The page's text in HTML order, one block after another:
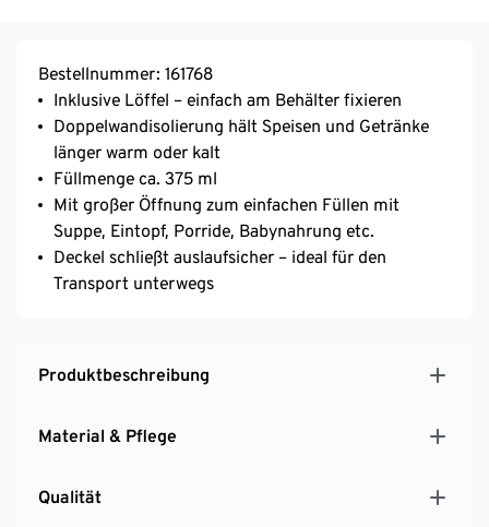
Bestellnummer: 161768
Inklusive Löffel – einfach am Behälter fixieren
Doppelwandisolierung hält Speisen und Getränke
länger warm oder kalt
Füllmenge ca. 375 ml
Mit großer Öffnung zum einfachen Füllen mit
Suppe, Eintopf, Porride, Babynahrung etc.
Deckel schließt auslaufsicher – ideal für den
Transport unterwegs
Produktbeschreibung
Material & Pflege
Qualität